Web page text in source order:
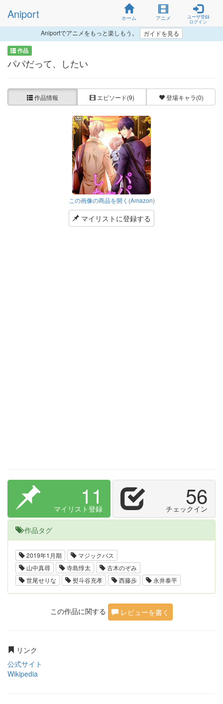
Aniport ホーム アニメ
ユーザ登録
ログイン
Aniportでアニメをもっと楽しもう。 ガイドを見る
作品
パパだって、したい
作品情報 エピソード(9) 登場キャラ(0)
この画像の商品を開く(Amazon)
マイリストに登録する
11
マイリスト登録 56
チェックイン
作品タグ
2019年1月期
マジックバス
山中真尋
寺島惇太
古木のぞみ
世尾せりな
熨斗谷充孝 西藤歩 永井泰平
この作品に関する レビューを書く
リンク
公式サイト
Wikipedia